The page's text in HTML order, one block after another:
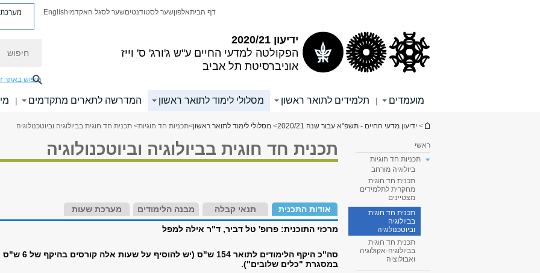
ידיעון 2020/21
הפקולטה למדעי החיים ע"ש ג'ורג' ס' וייז
אוניברסיטת תל אביב
דף הביתאלפוןשער לסטודנטיםשער לסגל האקדמיEnglish מערכת
חיפוש באתר
מועמדים | תלמידים לתואר ראשון מסלולי לימוד לתואר ראשון המדרשה לתארים מתקדמים |
הינך נמצא כאן
> ידיעון מדעי החיים - תשפ"א עבור שנה 2020/21 > מסלולי לימוד לתואר ראשון>תכניות חד חוגיות> תכנית חד חוגית בביולוגיה וביוטכנולוגיה
ראשי
תכניות חד חוגיות
ביולוגיה מורחב
תכנית חד חוגית
מחקרית לתלמידים
מצטיינים
תכנית חד חוגית
בביולוגיה
וביוטכנולוגיה
תכנית חד חוגית
בביולוגיה-אקולוגיה
ואבולוציה
תכנית חד חוגית בביולוגיה וביוטכנולוגיה
אודות התכנית תנאי קבלה מבנה הלימודים מערכת שעות
מרכזי התוכנית: פרופ' טל דביר, ד"ר אילה למפל
סה"כ היקף הלימודים לתואר 154 ש"ס (יש להוסיף על שעות אלה קורסים בהיקף של 6 ש"ס
במסגרת "כלים שלובים").